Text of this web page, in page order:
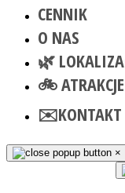
CENNIK
O NAS
🌿
🚲 ATRAKCJE
✉️KONTAKT
×